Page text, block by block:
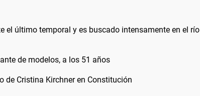
el último temporal y es buscado intensamente en el río
de modelos, a los 51 años
de Cristina Kirchner en Constitución